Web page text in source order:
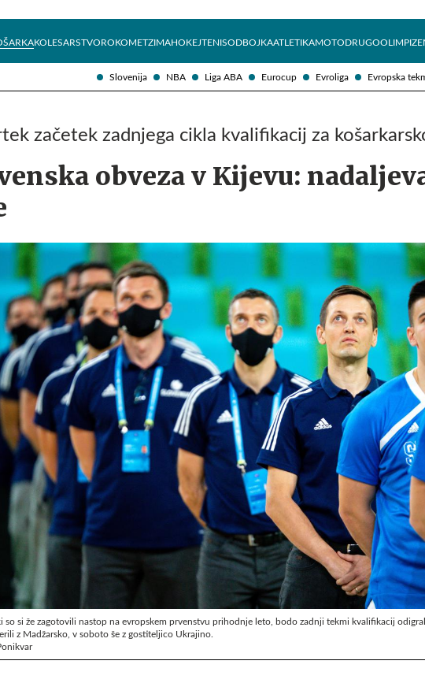
Slovenija NBA Liga ABA Eurocup Evroliga Evropska
KOLESARSTVOROKOMETZIMAHOKEJTENISODBOJKAATLETIKAMOTODRUGO
začetek zadnjega cikla kvalifikacij za
obveza v Kijevu:
so si že zagotovili nastop na evropskem prvenstvu prihodnje leto, bodo zadnji tekmi kvalifikacij
z Madžarsko, v soboto še z gostiteljico Ukrajino.